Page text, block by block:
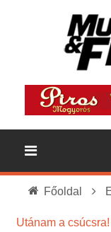
Főoldal
Utánam a